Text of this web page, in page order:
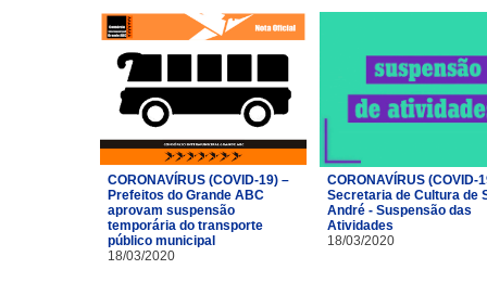
CORONAVÍRUS (COVID-19) –
Prefeitos do Grande ABC
aprovam suspensão
temporária do transporte
público municipal
18/03/2020
CORONAVÍRUS (COVID-
Secretaria de Cultura de
André - Suspensão das
Atividades
18/03/2020